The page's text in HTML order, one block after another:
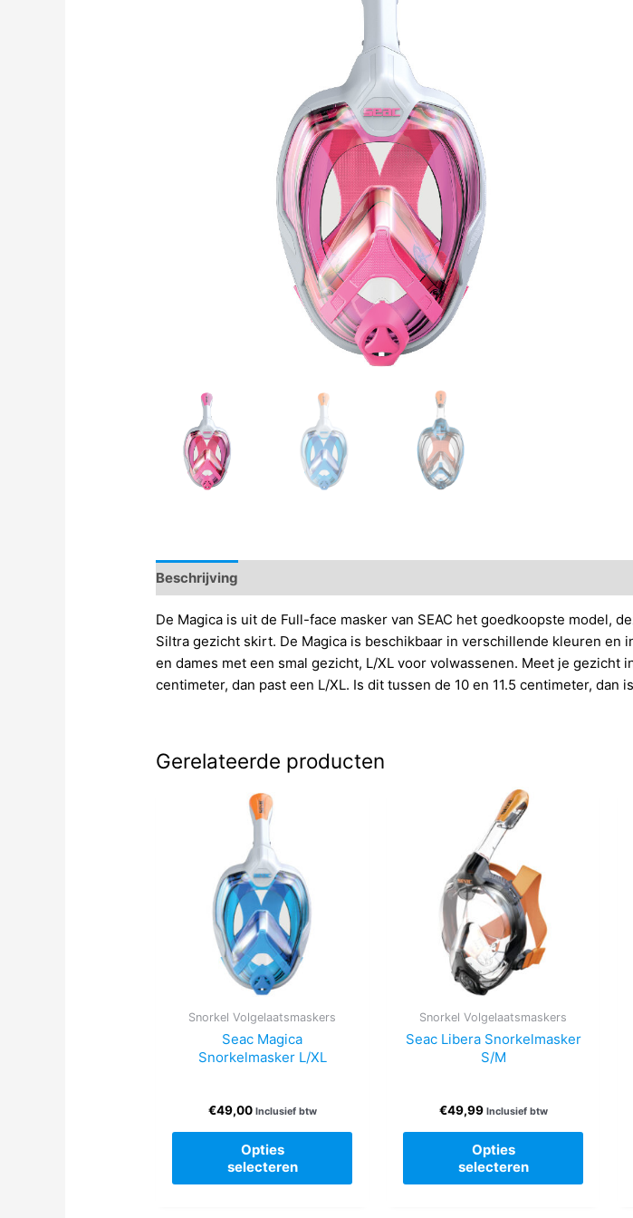
Beschrijving
De Magica is uit de Full-face masker van SEAC het goedkoopste model,
Siltra gezicht skirt. De Magica is beschikbaar in verschillende kleuren en
en dames met een smal gezicht, L/XL voor volwassenen. Meet je gezicht
centimeter, dan past een L/XL. Is dit tussen de 10 en 11.5 centimeter,
Gerelateerde producten
Snorkel Volgelaatsmaskers
Seac Magica
Snorkelmasker L/XL
€49,00 Inclusief btw
Opties
selecteren
Dit
Snorkel Volgelaatsmaskers
Seac Libera Snorkelmasker
S/M
€49,99 Inclusief btw
Opties
selecteren
Dit